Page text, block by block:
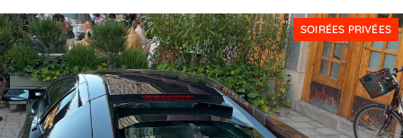
SOIRÉES PRIVÉES